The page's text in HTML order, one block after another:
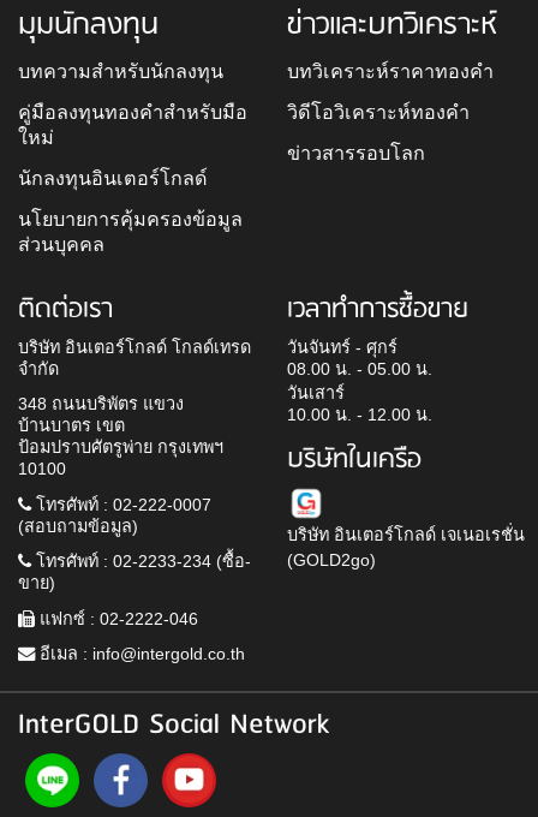
มุมนักลงทุน
บทความสำหรับนักลงทุน
คู่มือลงทุนทองคำสำหรับมือ
ใหม่
นักลงทุนอินเตอร์โกลด์
นโยบายการคุ้มครองข้อมูล
ส่วนบุคคล
ข่าวและบทวิเคราะห์
บทวิเคราะห์ราคาทองคำ
วิดีโอวิเคราะห์ทองคำ
ข่าวสารรอบโลก
ติดต่อเรา
บริษัท อินเตอร์โกลด์ โกลด์เทรด
จำกัด
348 ถนนบริพัตร แขวง
บ้านบาตร เขต
ป้อมปราบศัตรูพ่าย กรุงเทพฯ
10100
โทรศัพท์ : 02-222-0007
(สอบถามข้อมูล)
โทรศัพท์ : 02-2233-234 (ซื้อ-
ขาย)
แฟกซ์ : 02-2222-046
อีเมล : info@intergold.co.th
เวลาทำการซื้อขาย
วันจันทร์ - ศุกร์
08.00 น. - 05.00 น.
วันเสาร์
10.00 น. - 12.00 น.
บริษัทในเครือ
บริษัท อินเตอร์โกลด์ เจเนอเรชั่น
(GOLD2go)
InterGOLD Social Network